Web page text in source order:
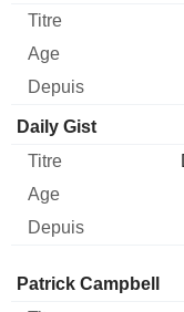
Daily Gist
Administrateur Titre
Patrick Campbell